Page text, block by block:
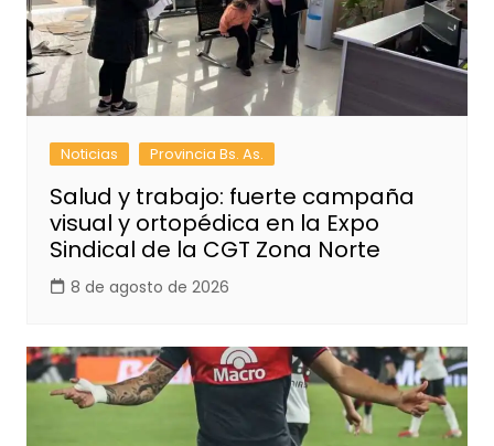
Noticias Provincia Bs. As.
Salud y trabajo: fuerte campaña
visual y ortopédica en la Expo
Sindical de la CGT Zona Norte
8 de agosto de 2026